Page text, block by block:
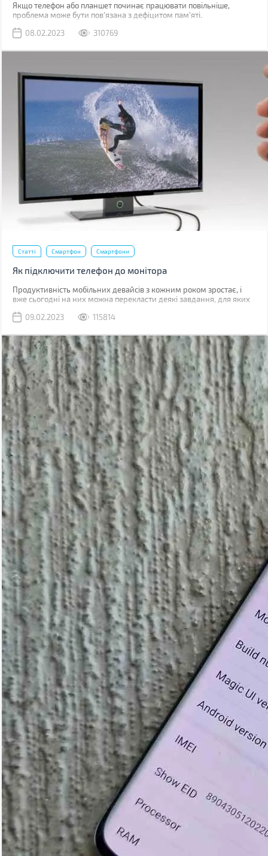
Якщо телефон або планшет починає працювати повільніше,
проблема може бути пов'язана з дефіцитом пам'яті.
08.02.2023
310769
Статті Смартфон Смартфони
Як підключити телефон до монітора
Продуктивність мобільних девайсів з кожним роком зростає, і
вже сьогодні на них можна перекласти деякі завдання, для яких
09.02.2023
115814